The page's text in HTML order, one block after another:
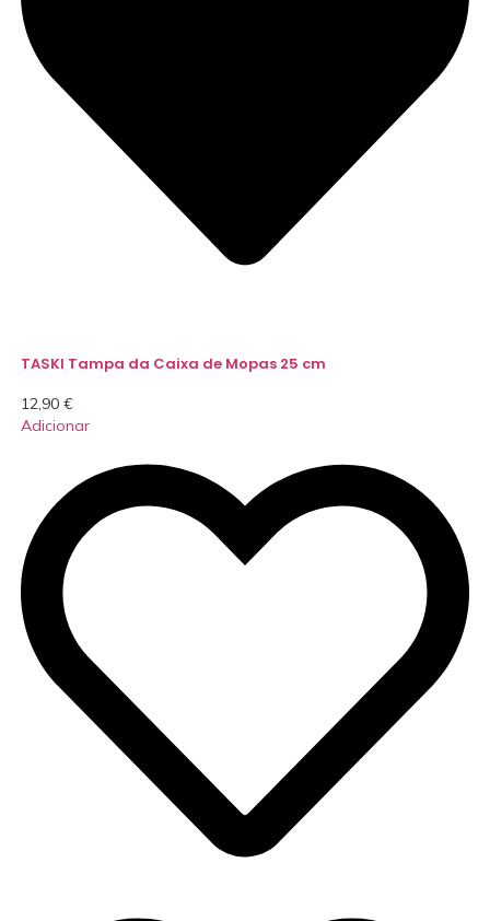
TASKI Tampa da Caixa de Mopas 25 cm
12,90 €
Adicionar